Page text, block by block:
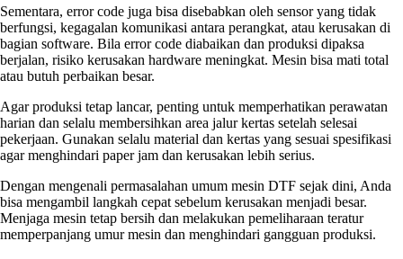
Sementara, error code juga bisa disebabkan oleh sensor yang tidak
berfungsi, kegagalan komunikasi antara perangkat, atau kerusakan di
bagian software. Bila error code diabaikan dan produksi dipaksa
berjalan, risiko kerusakan hardware meningkat. Mesin bisa mati total
atau butuh perbaikan besar.
Agar produksi tetap lancar, penting untuk memperhatikan perawatan
harian dan selalu membersihkan area jalur kertas setelah selesai
pekerjaan. Gunakan selalu material dan kertas yang sesuai spesifikasi
agar menghindari paper jam dan kerusakan lebih serius.
Dengan mengenali permasalahan umum mesin DTF sejak dini, Anda
bisa mengambil langkah cepat sebelum kerusakan menjadi besar.
Menjaga mesin tetap bersih dan melakukan pemeliharaan teratur
memperpanjang umur mesin dan menghindari gangguan produksi.